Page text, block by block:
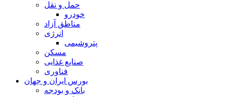
حمل و نقل
خودرو
مناطق آزاد
انرژی
پتروشیمی
مسکن
صنایع غذایی
فناوری
بورس ایران و جهان
بانک و بودجه